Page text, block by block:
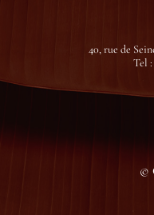
40, rue de
Tel :
©